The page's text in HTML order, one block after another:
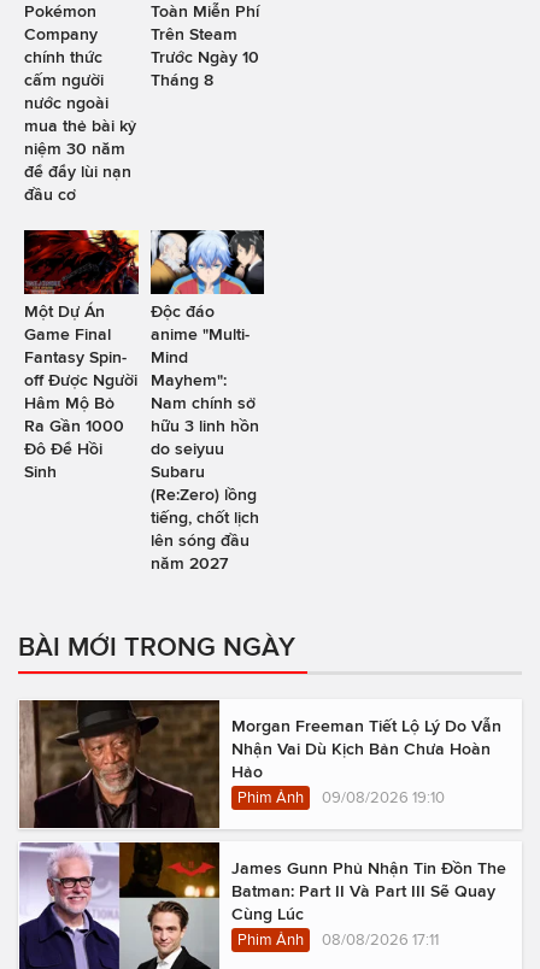
Pokémon
Company
chính thức
cấm người
nước ngoài
mua thẻ bài kỷ
niệm 30 năm
để đẩy lùi nạn
đầu cơ
Toàn Miễn Phí
Trên Steam
Trước Ngày 10
Tháng 8
Một Dự Án
Game Final
Fantasy Spin-
off Được Người
Hâm Mộ Bỏ
Ra Gần 1000
Đô Để Hồi
Sinh
Độc đáo
anime "Multi-
Mind
Mayhem":
Nam chính sở
hữu 3 linh hồn
do seiyuu
Subaru
(Re:Zero) lồng
tiếng, chốt lịch
lên sóng đầu
năm 2027
BÀI MỚI TRONG NGÀY
Morgan Freeman Tiết Lộ Lý Do Vẫn
Nhận Vai Dù Kịch Bản Chưa Hoàn
Hảo
Phim Ảnh 09/08/2026 19:10
James Gunn Phủ Nhận Tin Đồn The
Batman: Part II Và Part III Sẽ Quay
Cùng Lúc
Phim Ảnh 08/08/2026 17:11